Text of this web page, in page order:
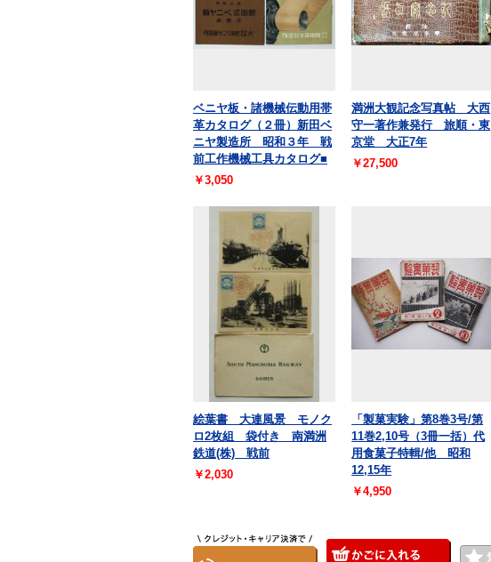
ベニヤ板・諸機械伝動用帯
革カタログ（２冊）新田ベ
ニヤ製造所 昭和３年 戦
前工作機械工具カタログ■
￥3,050
満洲大観記念写真帖 大西
守一著作兼発行 旅順・東
京堂 大正7年
￥27,500
絵葉書 大連風景 モノク
ロ2枚組 袋付き 南満洲
鉄道(株) 戦前
￥2,030
「製菓実験」第8巻3号/第
11巻2,10号（3冊一括）代
用食菓子特輯/他 昭和
12,15年
￥4,950